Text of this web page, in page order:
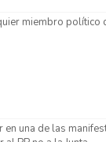
miembro
una de las